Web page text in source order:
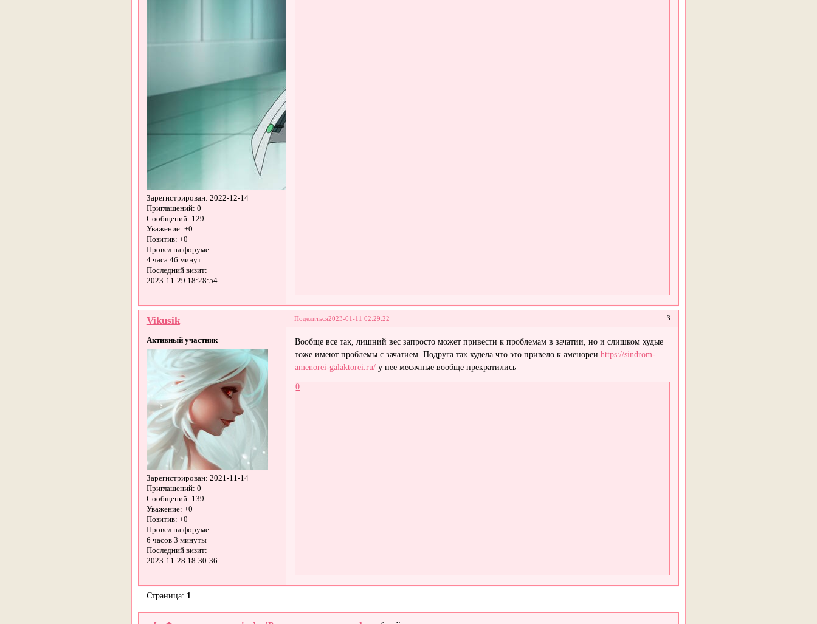
Зарегистрирован: 2022-12-14
Приглашений: 0
Сообщений: 129
Уважение: +0
Позитив: +0
Провел на форуме:
4 часа 46 минут
Последний визит:
2023-11-29 18:28:54
Поделиться 3
2023-01-11 02:29:22
Vikusik
Активный участник
Зарегистрирован: 2021-11-14
Приглашений: 0
Сообщений: 139
Уважение: +0
Позитив: +0
Провел на форуме:
6 часов 3 минуты
Последний визит:
2023-11-28 18:30:36
Вообще все так, лишний вес запросто может привести к проблемам в зачатии, но и слишком худые
тоже имеют проблемы с зачатием. Подруга так худела что это привело к аменореиhttps://sindrom-
amenorei-galaktorei.ru/ у нее месячные вообще прекратились
0
Страница: 1